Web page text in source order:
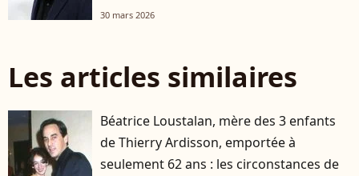
30 mars 2026
Les articles similaires
Béatrice Loustalan, mère des 3 enfants
de Thierry Ardisson, emportée à
seulement 62 ans : les circonstances de